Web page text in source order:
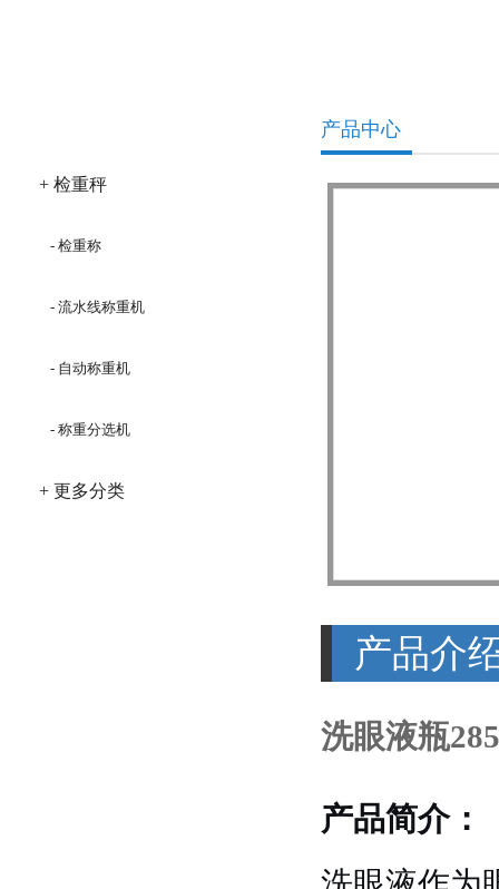
+ 检重秤
- 检重称
- 流水线称重机
- 自动称重机
- 称重分选机
+ 更多分类
产品中心
产品介
洗眼液瓶
产品简介：